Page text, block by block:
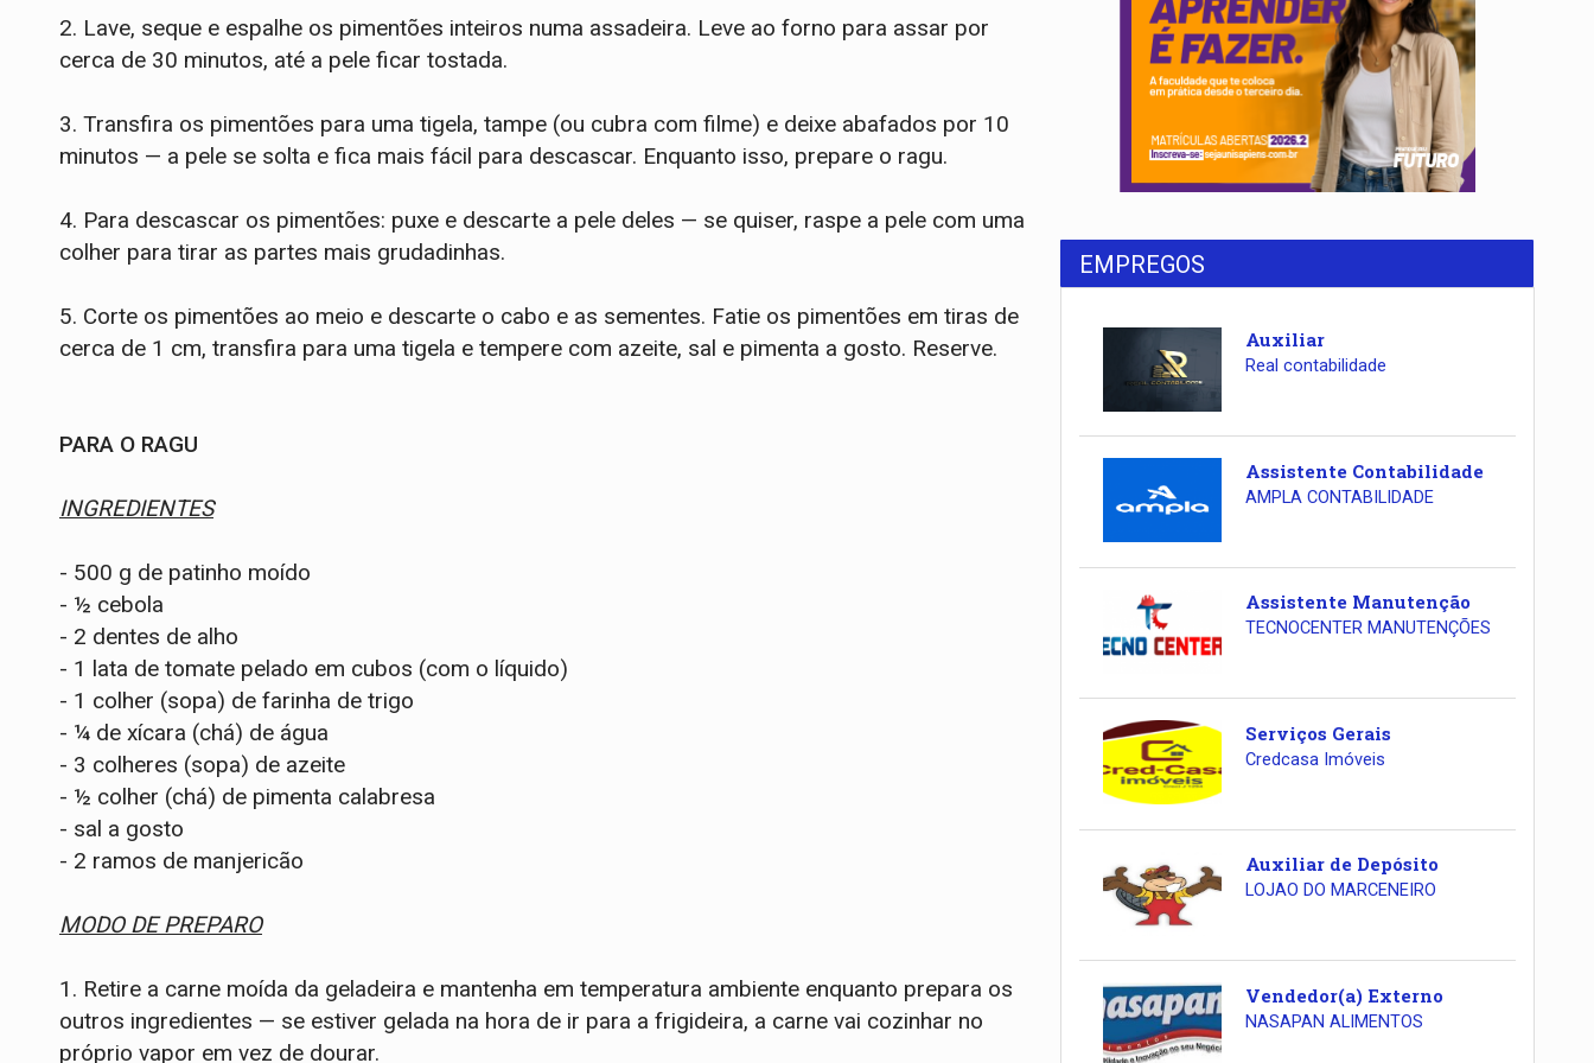
2. Lave, seque e espalhe os pimentões inteiros numa assadeira. Leve ao forno para assar por
cerca de 30 minutos, até a pele ficar tostada.
3. Transfira os pimentões para uma tigela, tampe (ou cubra com filme) e deixe abafados por 10
minutos — a pele se solta e fica mais fácil para descascar. Enquanto isso, prepare o ragu.
4. Para descascar os pimentões: puxe e descarte a pele deles — se quiser, raspe a pele com uma
colher para tirar as partes mais grudadinhas.
5. Corte os pimentões ao meio e descarte o cabo e as sementes. Fatie os pimentões em tiras de
cerca de 1 cm, transfira para uma tigela e tempere com azeite, sal e pimenta a gosto. Reserve.
PARA O RAGU
INGREDIENTES
- 500 g de patinho moído
- ½ cebola
- 2 dentes de alho
- 1 lata de tomate pelado em cubos (com o líquido)
- 1 colher (sopa) de farinha de trigo
- ¼ de xícara (chá) de água
- 3 colheres (sopa) de azeite
- ½ colher (chá) de pimenta calabresa
- sal a gosto
- 2 ramos de manjericão
MODO DE PREPARO
1. Retire a carne moída da geladeira e mantenha em temperatura ambiente enquanto prepara os
outros ingredientes — se estiver gelada na hora de ir para a frigideira, a carne vai cozinhar no
próprio vapor em vez de dourar.
EMPREGOS
Auxiliar
Real contabilidade
Assistente Contabilidade
AMPLA CONTABILIDADE
Assistente Manutenção
TECNOCENTER MANUTENÇÕES
Serviços Gerais
Credcasa Imóveis
Auxiliar de Depósito
LOJAO DO MARCENEIRO
Vendedor(a) Externo
NASAPAN ALIMENTOS